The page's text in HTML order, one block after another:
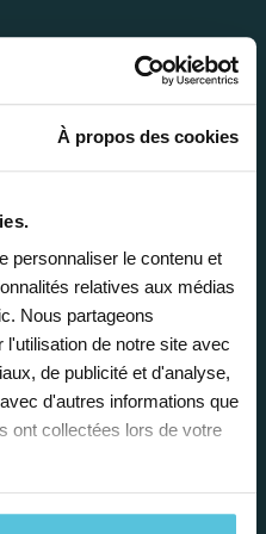
À propos des cookies
personnaliser le contenu et
relatives aux médias
Nous partageons
de notre site avec
de publicité et d'analyse,
d'autres informations que
ont collectées lors de votre
vous, selon
le meilleur
organisons votre
de votre profil,
votre flexibilité.